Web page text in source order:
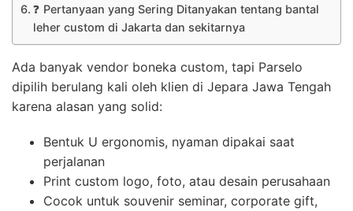
❓ Pertanyaan yang Sering Ditanyakan tentang bantal
leher custom di Jakarta dan sekitarnya
Ada banyak vendor boneka custom, tapi Parselo
dipilih berulang kali oleh klien di Jepara Jawa Tengah
karena alasan yang solid:
Bentuk U ergonomis, nyaman dipakai saat
perjalanan
Print custom logo, foto, atau desain perusahaan
Cocok untuk souvenir seminar, corporate gift,